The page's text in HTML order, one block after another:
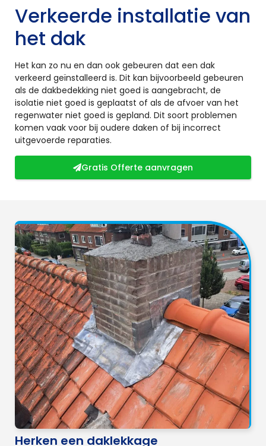
Verkeerde installatie van
het dak
Het kan zo nu en dan ook gebeuren dat een dak
verkeerd geïnstalleerd is. Dit kan bijvoorbeeld gebeuren
als de dakbedekking niet goed is aangebracht, de
isolatie niet goed is geplaatst of als de afvoer van het
regenwater niet goed is gepland. Dit soort problemen
komen vaak voor bij oudere daken of bij incorrect
uitgevoerde reparaties.
Gratis Offerte aanvragen
Herken een daklekkage